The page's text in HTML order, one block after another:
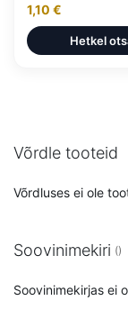
1,10 €
Hetkel
Võrdle tooteid
Võrdluses ei ole
Soovinimekiri
Soovinimekirjas ei